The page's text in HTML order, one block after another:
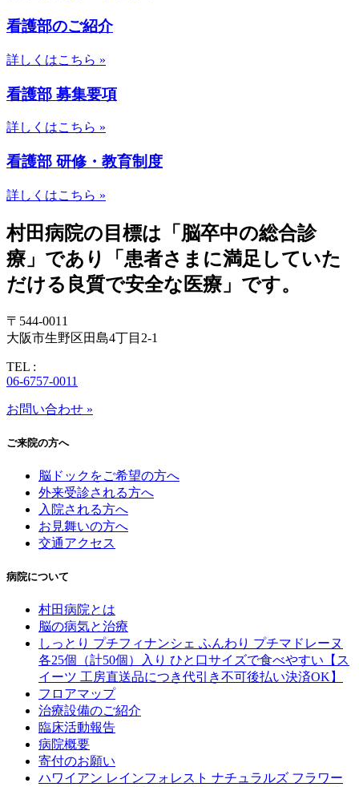
看護部のご紹介
詳しくはこちら »
看護部 募集要項
詳しくはこちら »
看護部 研修・教育制度
詳しくはこちら »
村田病院の目標は「脳卒中の総合診
療」であり「患者さまに満足していた
だける良質で安全な医療」です。
〒544-0011
大阪市生野区田島4丁目2-1
TEL :
06-6757-0011
お問い合わせ »
ご来院の方へ
脳ドックをご希望の方へ
外来受診される方へ
入院される方へ
お見舞いの方へ
交通アクセス
病院について
村田病院とは
脳の病気と治療
しっとり プチフィナンシェ ふんわり プチマドレーヌ
各25個（計50個）入り ひと口サイズで食べやすい【ス
イーツ 工房直送品につき代引き不可後払い決済OK】
フロアマップ
治療設備のご紹介
臨床活動報告
病院概要
寄付のお願い
ハワイアン レインフォレスト ナチュラルズ フラワー